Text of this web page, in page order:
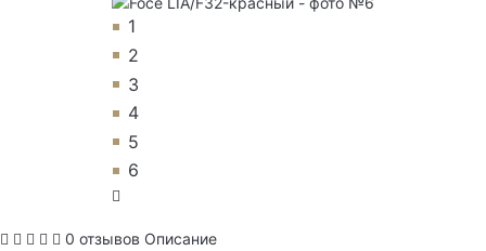
1
2
3
4
5
6
0 отзывов Описание